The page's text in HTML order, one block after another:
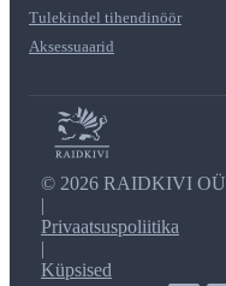
Tulekindel tihendinöör
Aksessuaarid
© 2026 RAIDKIVI OÜ
|
Privaatsuspoliitika
|
Küpsised